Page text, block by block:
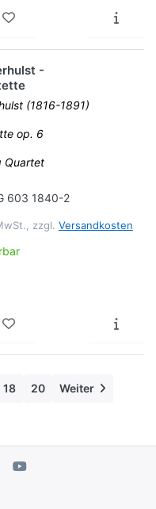
-
(1816-1891)
op. 6
Quartet
603 1840-2
zzgl. Versandkosten
18 20 Weiter